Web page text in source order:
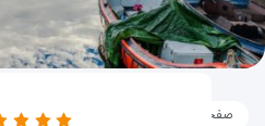
صفحه نخست اقامتگاه ها